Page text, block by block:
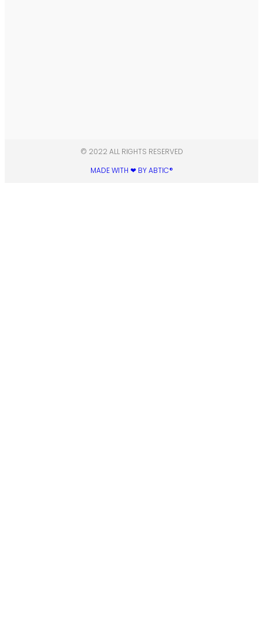
© 2022 ALL RIGHTS RESERVED​
MADE WITH ❤ BY ABTIC®